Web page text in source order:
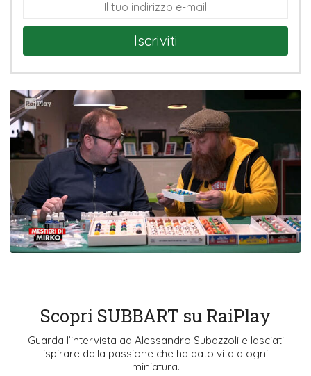
Iscriviti
Scopri SUBBART su RaiPlay
Guarda l’intervista ad Alessandro Subazzoli e lasciati
ispirare dalla passione che ha dato vita a ogni
miniatura.